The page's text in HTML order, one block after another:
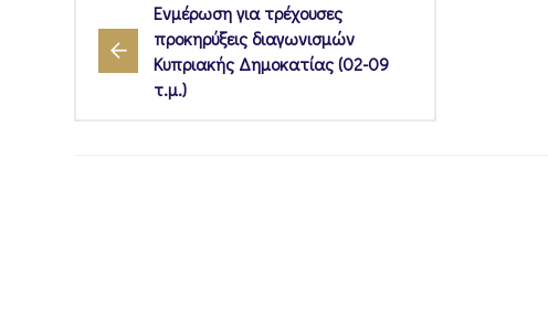
Ενμέρωση για τρέχουσες
προκηρύξεις διαγωνισμών
Κυπριακής Δημοκατίας (02-09
τ.μ.)